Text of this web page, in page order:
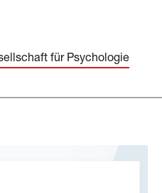
für Psychologie